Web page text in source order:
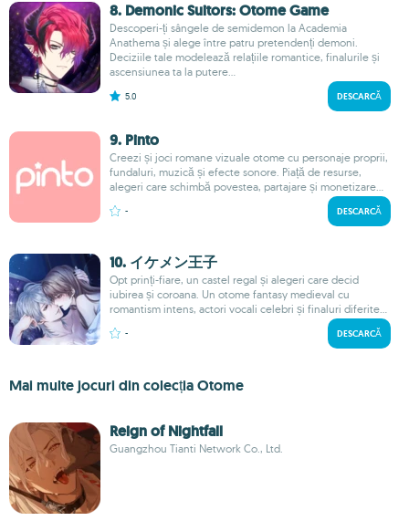
8. Demonic Suitors: Otome Game
Descoperi-ți sângele de semidemon la Academia
Anathema și alege între patru pretendenți demoni.
Deciziile tale modelează relațiile romantice, finalurile și
ascensiunea ta la putere...
5.0 DESCARCĂ
9. Pinto
Creezi și joci romane vizuale otome cu personaje proprii,
fundaluri, muzică și efecte sonore. Piață de resurse,
alegeri care schimbă povestea, partajare și monetizare...
- DESCARCĂ
10. イケメン王子
Opt prinți-fiare, un castel regal și alegeri care decid
iubirea și coroana. Un otome fantasy medieval cu
romantism intens, actori vocali celebri și finaluri diferite...
- DESCARCĂ
Mai multe jocuri din colecția Otome
Reign of Nightfall
Guangzhou Tianti Network Co., Ltd.